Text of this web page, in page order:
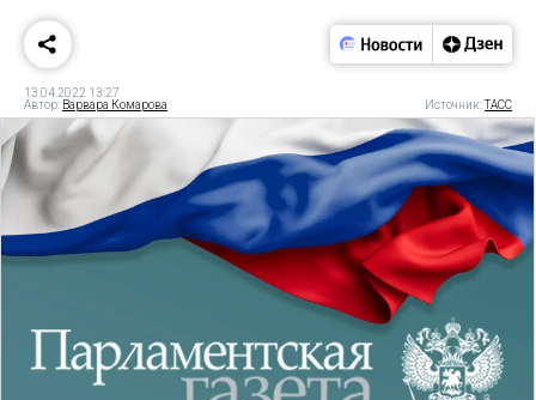
13.04.2022 13:27
Автор: Варвара Комарова Источник:ТАСС